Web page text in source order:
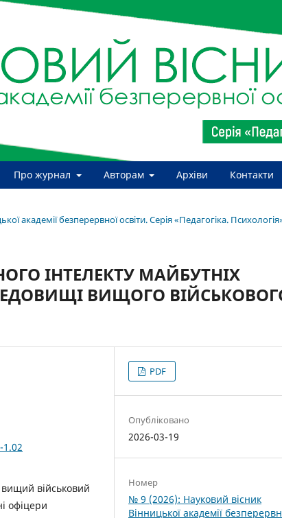
Про журнал Авторам Архіви Контакти
академії безперервної освіти. Серія «Педагогіка.
ІНТЕЛЕКТУ МАЙБУТНІХ
ВИЩОГО
військовий
офіцери
PDF
Опубліковано
2026-03-19
Номер
№ 9 (2026): Науковий вісник
Вінницької академії